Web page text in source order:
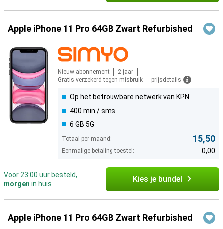
Apple iPhone 11 Pro 64GB Zwart Refurbished
Nieuw abonnement
2 jaar
Gratis verzekerd tegen misbruik
prijsdetails
Op het betrouwbare netwerk van KPN
400 min / sms
6 GB 5G
Totaal per maand: 15,50
Eenmalige betaling toestel: 0,00
Voor 23:00 uur besteld,
morgen in huis Kies je bundel
Apple iPhone 11 Pro 64GB Zwart Refurbished